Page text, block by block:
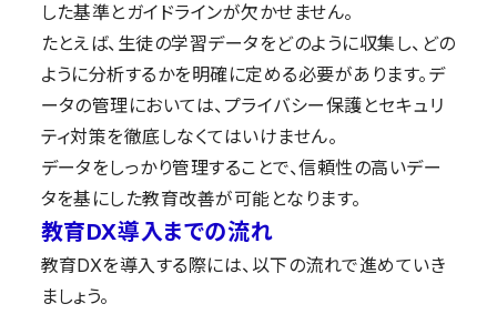
した基準とガイドラインが欠かせません。
たとえば、生徒の学習データをどのように収集し、どの
ように分析するかを明確に定める必要があります。デ
ータの管理においては、プライバシー保護とセキュリ
ティ対策を徹底しなくてはいけません。
データをしっかり管理することで、信頼性の高いデー
タを基にした教育改善が可能となります。
教育DX導入までの流れ
教育DXを導入する際には、以下の流れで進めていき
ましょう。